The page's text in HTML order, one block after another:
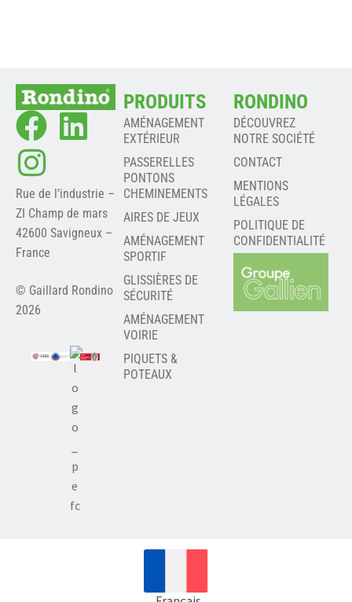
Rue de l’industrie –
ZI Champ de mars
42600 Savigneux –
France
© Gaillard Rondino
2026
PRODUITS
AMÉNAGEMENT
EXTÉRIEUR
PASSERELLES
PONTONS
CHEMINEMENTS
AIRES DE JEUX
AMÉNAGEMENT
SPORTIF
GLISSIÈRES DE
SÉCURITÉ
AMÉNAGEMENT
VOIRIE
PIQUETS &
POTEAUX
RONDINO
DÉCOUVREZ
NOTRE SOCIÉTÉ
CONTACT
MENTIONS
LÉGALES
POLITIQUE DE
CONFIDENTIALITÉ